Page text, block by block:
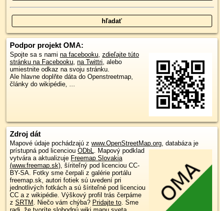
Podpor projekt OMA:
Spojte sa s nami na facebooku, zdieľajte túto
stránku na Facebooku, na Twittri, alebo
umiestnite odkaz na svoju stránku.
Ale hlavne doplňte dáta do Openstreetmap,
články do wikipédie, ...
Zdroj dát
Mapové údaje pochádzajú z www.OpenStreetMap.org, databáza je
prístupná pod licenciou ODbL. Mapový podklad
vytvára a aktualizuje Freemap Slovakia
(www.freemap.sk), šíriteľný pod licenciou CC-
BY-SA. Fotky sme čerpali z galérie portálu
freemap.sk, autori fotiek sú uvedení pri
jednotlivých fotkách a sú šíriteľné pod licenciou
CC a z wikipédie. Výškový profil trás čerpáme
z SRTM . Niečo vám chýba? Pridajte to. Sme